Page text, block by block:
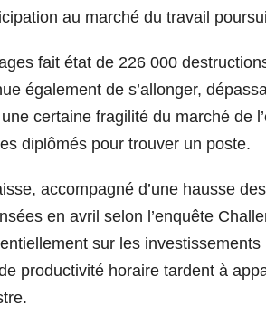
au marché du travail
fait état de 226 000
également de s’allonger,
certaine fragilité du marché de
diplômés pour trouver un poste.
accompagné d’une hausse
en avril selon l’enquête
sur les
productivité horaire tardent à